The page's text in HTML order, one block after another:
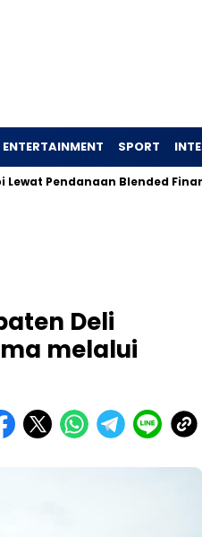
ENTERTAINMENT SPORT
Blended Finance
Deli
melalui